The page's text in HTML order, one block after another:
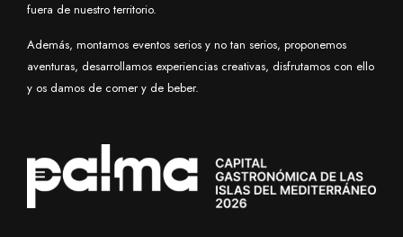
fuera de nuestro territorio.
Además, montamos eventos serios y no tan serios, proponemos
aventuras, desarrollamos experiencias creativas, disfrutamos con ello
y os damos de comer y de beber.